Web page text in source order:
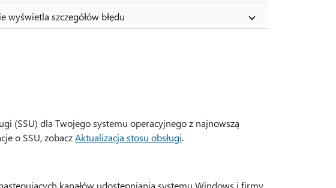
wyświetla szczegółów błędu
(SSU) dla Twojego systemu operacyjnego z najnowszą
o SSU, zobaczAktualizacja stosu obsługi.
kanałów udostępniania systemu Windows i firmy